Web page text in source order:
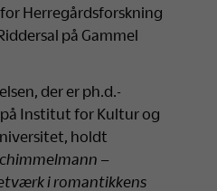
Herregårdsforskning
på Gammel
der er ph.d.-
Institut for Kultur og
holdt
–
i romantikkens